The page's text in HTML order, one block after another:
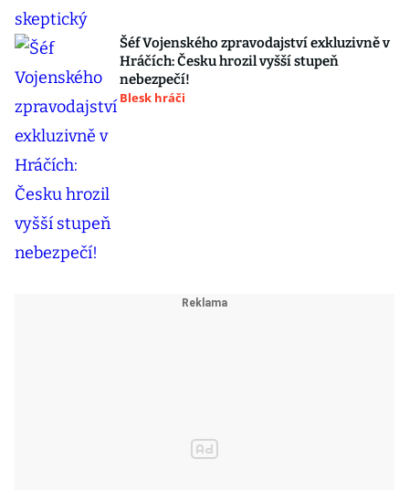
Šéf Vojenského zpravodajství exkluzivně v
Hráčích: Česku hrozil vyšší stupeň
nebezpečí!
Blesk hráči